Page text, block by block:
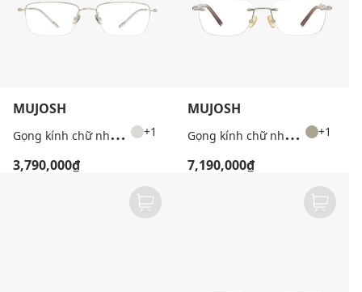
MUJOSH
G
ọng kính chữ nhật unisex bản mảnh +1
3,790,000₫
MUJOSH
G
ọng kính chữ nhật unisex bản mảnh +1
7,190,000₫